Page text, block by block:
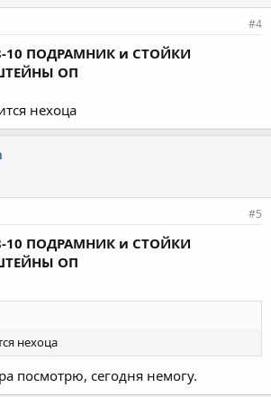
#4
10 ПОДРАМНИК и СТОЙКИ
ОП
нехоца
#5
10 ПОДРАМНИК и СТОЙКИ
ОП
нехоца
посмотрю, сегодня немогу.